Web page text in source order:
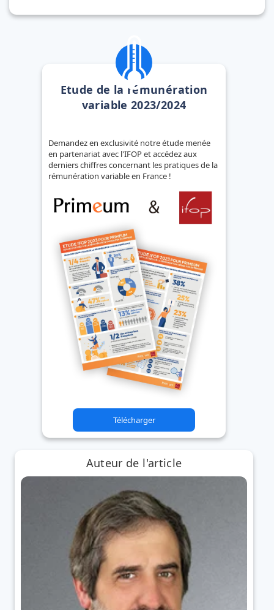
Etude de la rémunération
variable 2023/2024
Demandez en exclusivité notre étude menée
en partenariat avec l'IFOP et accédez aux
derniers chiffres concernant les pratiques de la
rémunération variable en France !
Télécharger
Auteur de l'article